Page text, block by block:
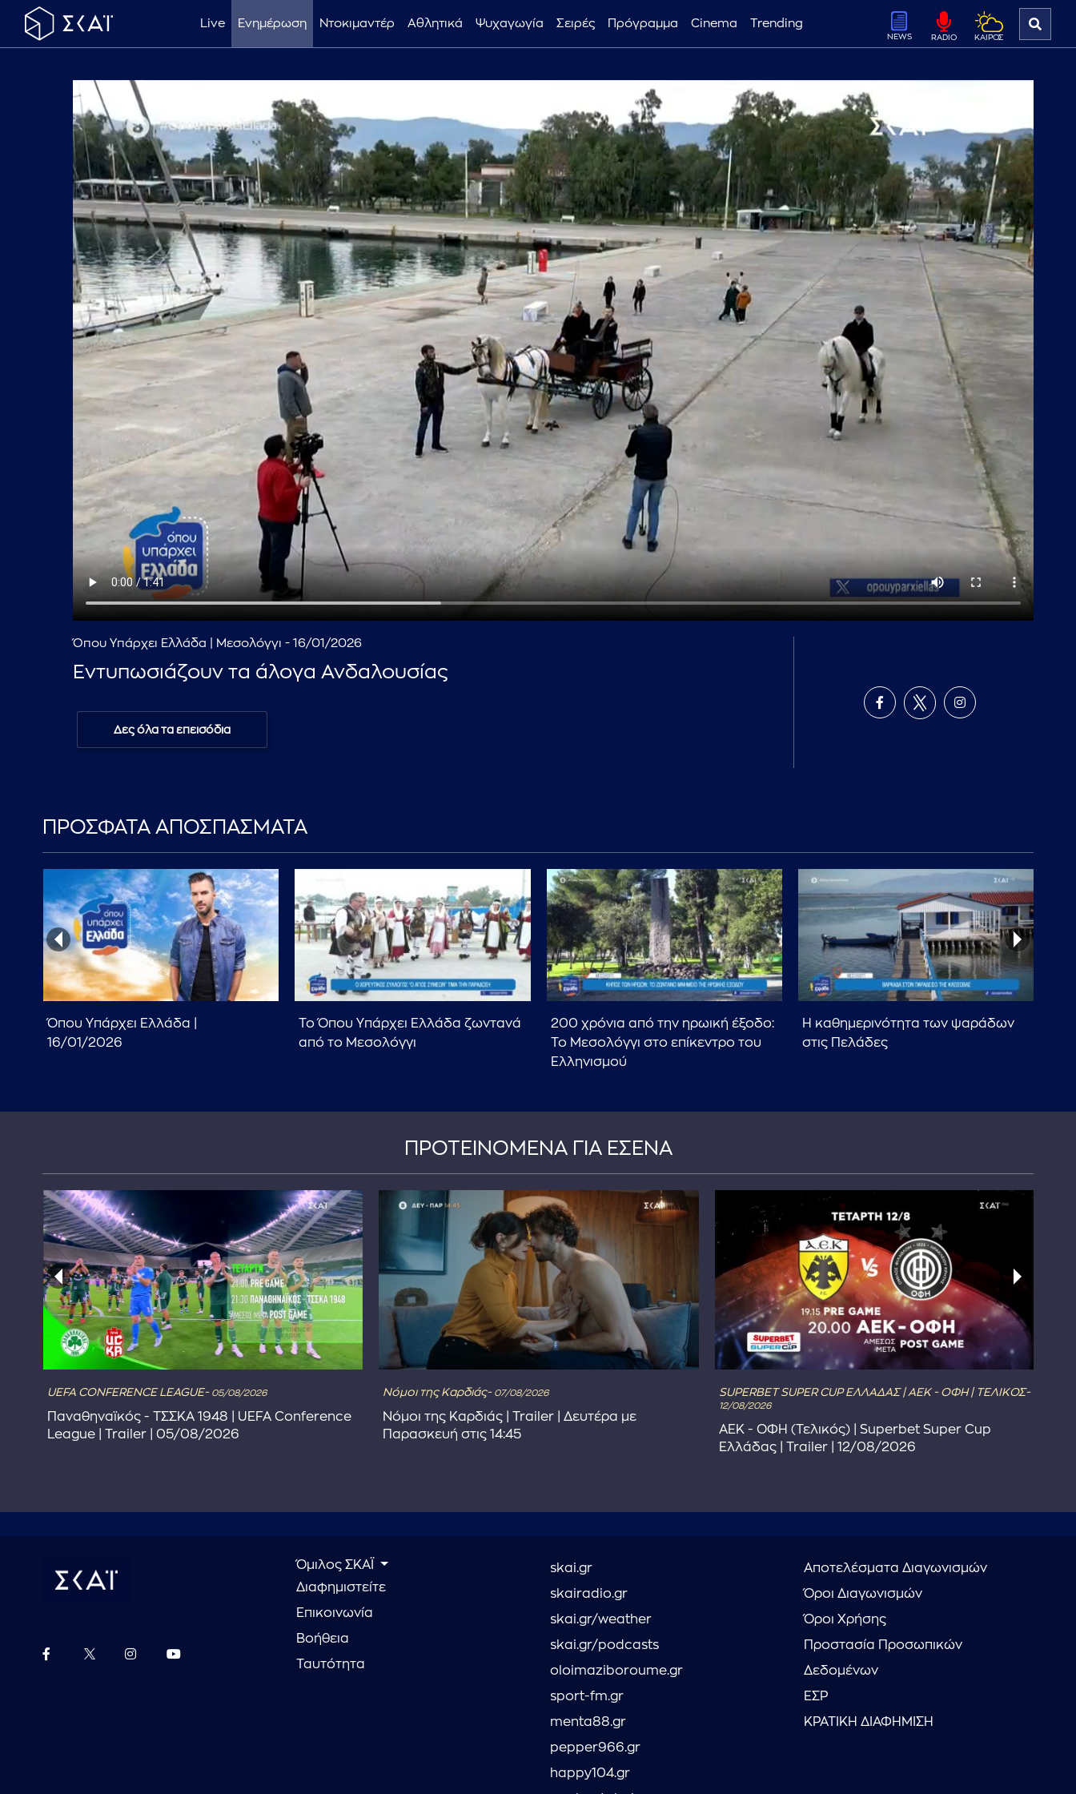
Live Ενημέρωση Ντοκιμαντέρ Αθλητικά Ψυχαγωγία Σειρές Πρόγραμμα Cinema Trending
NEWS RADIO ΚΑΙΡΟΣ
...πληκτρολογήστε κείμενο προς αναζήτηση
Όπου Υπάρχει Ελλάδα | Μεσολόγγι - 16/01/2026
Εντυπωσιάζουν τα άλογα Ανδαλουσίας
Δες όλα τα επεισόδια
ΠΡΟΣΦΑΤΑ ΑΠΟΣΠΑΣΜΑΤΑ
Όπου Υπάρχει Ελλάδα |
16/01/2026
Το Όπου Υπάρχει Ελλάδα ζωντανά
από το Μεσολόγγι
200 χρόνια από την ηρωική έξοδο:
Το Μεσολόγγι στο επίκεντρο του
Ελληνισμού
Η καθημερινότητα των ψαράδων
στις Πελάδες
ΠΡΟΤΕΙΝΟΜΕΝΑ ΓΙΑ ΕΣΕΝΑ
UEFA CONFERENCE LEAGUE- 05/08/2026
Παναθηναϊκός - ΤΣΣΚΑ 1948 | UEFA Conference
League | Trailer | 05/08/2026
Νόμοι της Καρδιάς- 07/08/2026
Νόμοι της Καρδιάς | Trailer | Δευτέρα με
Παρασκευή στις 14:45
SUPERBET SUPER CUP ΕΛΛΑΔΑΣ | ΑΕΚ - ΟΦΗ | ΤΕΛΙΚΟΣ-
12/08/2026
ΑΕΚ - ΟΦΗ (Τελικός) | Superbet Super Cup
Ελλάδας | Trailer | 12/08/2026
Όμιλος ΣΚΑΪ
Διαφημιστείτε
Επικοινωνία
Βοήθεια
Ταυτότητα
skai.gr
skairadio.gr
skai.gr/weather
skai.gr/podcasts
oloimaziboroume.gr
sport-fm.gr
menta88.gr
pepper966.gr
happy104.gr
Αποτελέσματα Διαγωνισμών
Όροι Διαγωνισμών
Όροι Χρήσης
Προστασία Προσωπικών
Δεδομένων
ΕΣΡ
ΚΡΑΤΙΚΗ ΔΙΑΦΗΜΙΣΗ